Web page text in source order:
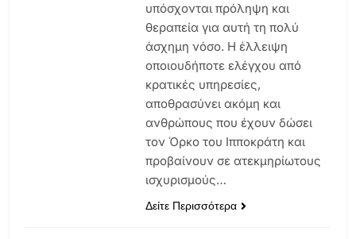
υπόσχονται πρόληψη και
θεραπεία για αυτή τη πολύ
άσχημη νόσο. Η έλλειψη
οποιουδήποτε ελέγχου από
κρατικές υπηρεσίες,
αποθρασύνει ακόμη και
ανθρώπους που έχουν δώσει
τον Όρκο του Ιπποκράτη και
προβαίνουν σε ατεκμηρίωτους
ισχυρισμούς…
Δείτε Περισσότερα